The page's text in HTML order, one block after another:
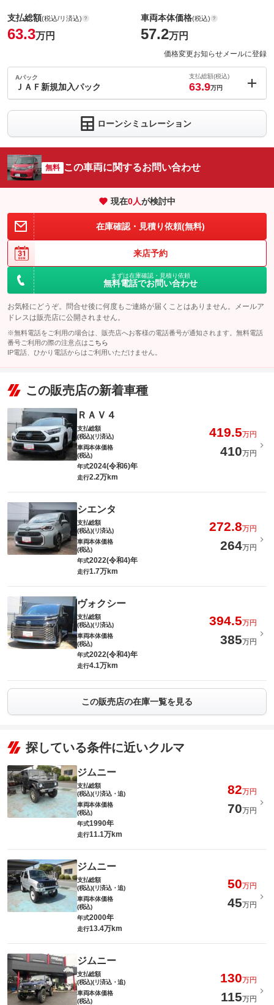
支払総額(税込/リ済込)
63.3万円
車両本体価格(税込)
57.2万円
価格変更お知らせメールに登録
Aパック
ＪＡＦ新規加入パック
支払総額(税込)
63.9万円
0.6 万円
車両本体価
格
２４時間・年中無休、日本全国どこへでも！
備考 －
このパックの見積もり依頼（無料）
ローンシミュレーション
無料 この車両に関するお問い合わせ
現在0人が検討中
在庫確認・見積り依頼(無料)
来店予約
まずは在庫確認・見積り依頼
無料電話でお問い合わせ
お気軽にどうぞ。問合せ後に何度もご連絡が届くことはありません。メールア
ドレスは販売店に公開されません。
※無料電話をご利用の場合は、販売店へお客様の電話番号が通知されます。無料電話
番号ご利用の際の注意点は こちら
IP電話、ひかり電話からはご利用いただけません。
この販売店の新着車種
ＲＡＶ４
支払総額
(税込)(リ済込)
419.5万円
車両本体価格
(税込)
410万円
年式2024(令和6)年
走行2.2万km
シエンタ
支払総額
(税込)(リ済込)
272.8万円
車両本体価格
(税込)
264万円
年式2022(令和4)年
走行1.7万km
ヴォクシー
支払総額
(税込)(リ済込)
394.5万円
車両本体価格
(税込)
385万円
年式2022(令和4)年
走行4.1万km
この販売店の在庫一覧を見る
探している条件に近いクルマ
ジムニー
支払総額
(税込)(リ済込・追)
82万円
車両本体価格
(税込)
70万円
年式1990年
走行11.1万km
ジムニー
支払総額
(税込)(リ済込・追)
50万円
車両本体価格
(税込)
45万円
年式2000年
走行13.4万km
ジムニー
支払総額
(税込)(リ済込・追)
130万円
車両本体価格
(税込)
115万円